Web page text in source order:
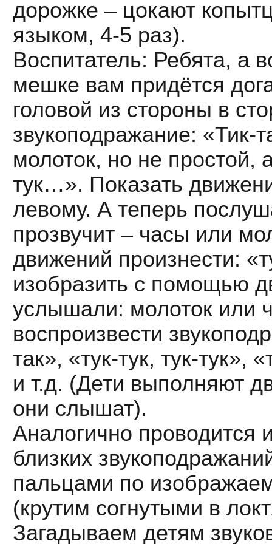
дорожке – цокают
языком, 4-5 раз).
Воспитатель: Ребята, а
мешке вам придётся
головой из стороны в
звукоподражание:
молоток, но не простой,
тук…». Показать
левому. А теперь
прозвучит – часы или
движений произнести:
изобразить с помощью
услышали: молоток или
воспроизвести
так», «тук-тук, тук-тук»,
и т.д. (Дети выполняют
они слышат).
Аналогично проводится
близких
пальцами по
(крутим согнутыми в
Загадываем детям